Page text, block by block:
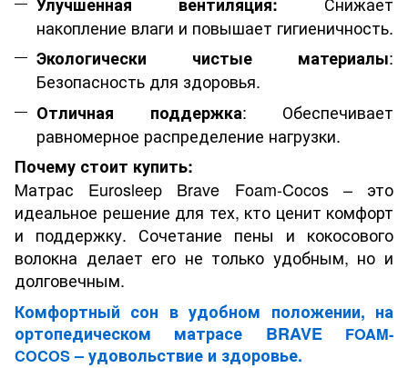
накопление влаги и повышает гигиеничность.
Экологически чистые материалы:
Безопасность для здоровья.
Отличная поддержка: Обеспечивает
равномерное распределение нагрузки.
Почему стоит купить:
Матрас Eurosleep Brave Foam-Cocos – это
идеальное решение для тех, кто ценит комфорт
и поддержку. Сочетание пены и кокосового
волокна делает его не только удобным, но и
долговечным.
Комфортный сон в удобном положении, на
ортопедическом матрасе BRAVE
FOAM-
COCOS– удовольствие и здоровье.